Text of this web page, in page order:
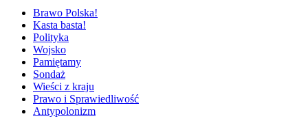
Brawo Polska!
Kasta basta!
Polityka
Wojsko
Pamiętamy
Sondaż
Wieści z kraju
Prawo i Sprawiedliwość
Antypolonizm